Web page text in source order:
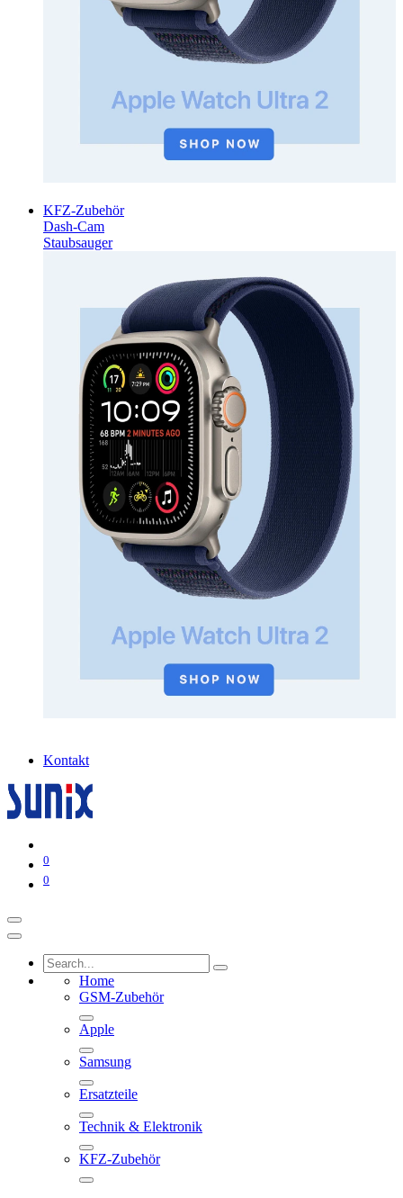
KFZ-Zubehör
Dash-Cam
Staubsauger
Kontakt
0
0
Home
GSM-Zubehör
Apple
Samsung
Ersatzteile
Technik & Elektronik
KFZ-Zubehör